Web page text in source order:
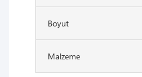
Boyut
Malzeme